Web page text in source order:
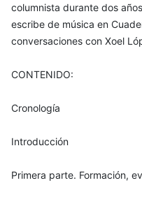
columnista durante dos
escribe de música en
conversaciones con Xoel
CONTENIDO:
Cronología
Introducción
Primera parte. Formación,